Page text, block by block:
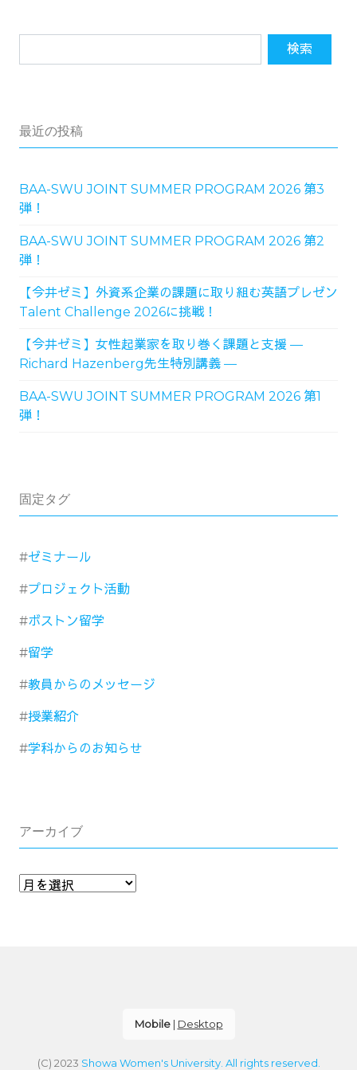
最近の投稿
BAA-SWU JOINT SUMMER PROGRAM 2026 第3
弾！
BAA-SWU JOINT SUMMER PROGRAM 2026 第2
弾！
【今井ゼミ】外資系企業の課題に取り組む英語プレゼン
Talent Challenge 2026に挑戦！
【今井ゼミ】女性起業家を取り巻く課題と支援 ―
Richard Hazenberg先生特別講義 ―
BAA-SWU JOINT SUMMER PROGRAM 2026 第1
弾！
固定タグ
ゼミナール
プロジェクト活動
ボストン留学
留学
教員からのメッセージ
授業紹介
学科からのお知らせ
アーカイブ
Mobile| Desktop
(C) 2023 Showa Women's University. All rights reserved.